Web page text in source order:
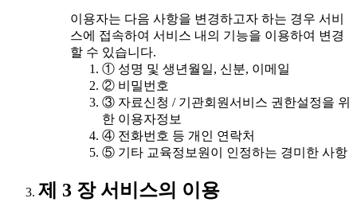
이용자는 다음 사항을 변경하고자 하는 경우 서비
스에 접속하여 서비스 내의 기능을 이용하여 변경
할 수 있습니다.
① 성명 및 생년월일, 신분, 이메일
② 비밀번호
③ 자료신청 / 기관회원서비스 권한설정을 위
한 이용자정보
④ 전화번호 등 개인 연락처
⑤ 기타 교육정보원이 인정하는 경미한 사항
제 3 장 서비스의 이용